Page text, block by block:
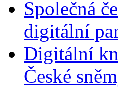
Společná
digitální
Digitální
České